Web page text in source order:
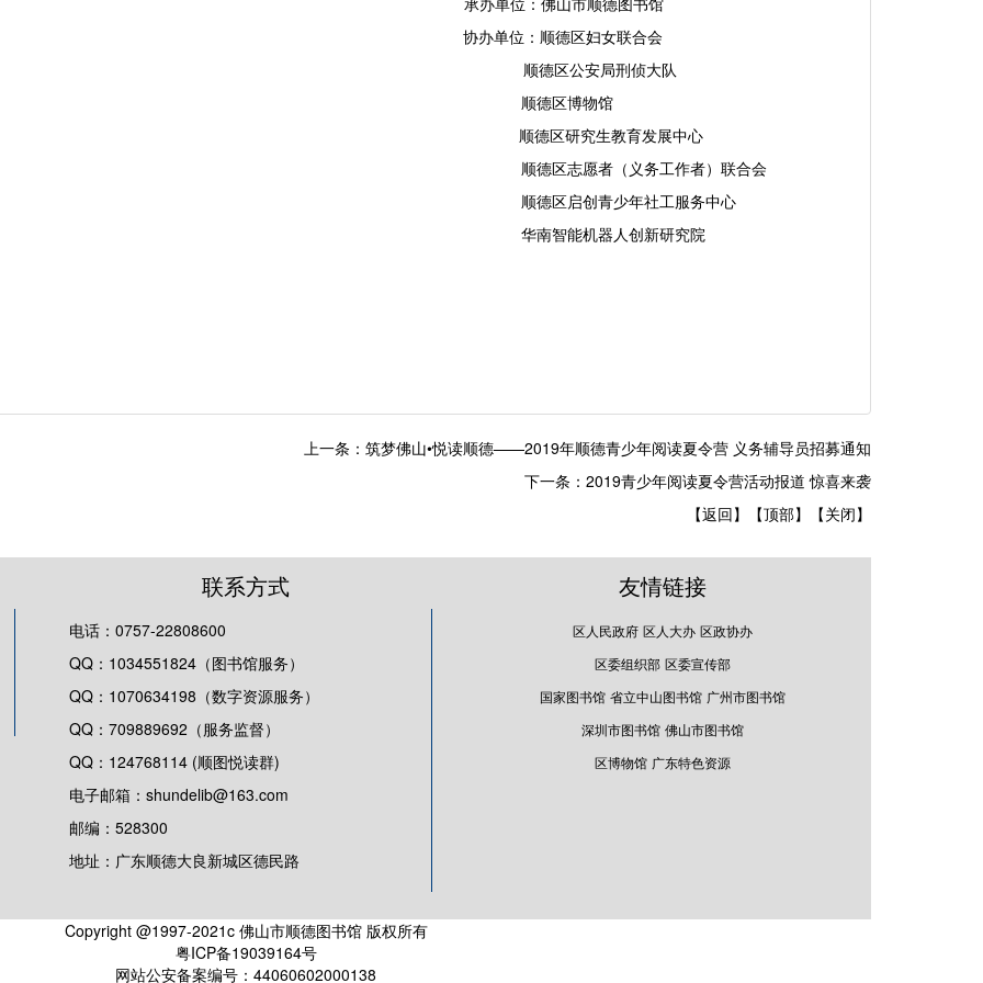
：顺德区妇女联合会
区公安局刑侦大队
区博物馆
区研究生教育发展中心
志愿者（义务工作者）联合会
启创青少年社工服务中心
智能机器人创新研究院
上一条：筑梦佛山•悦读顺德——2019年顺德青少年阅读夏令营 义务辅导员招募通知
下一条：2019青少年阅读夏令营活动报道 惊喜来袭
【返回】
【顶部】 【关闭】
联系方式
电话：0757-22808600
QQ：1034551824（图书馆服务）
QQ：1070634198（数字资源服务）
QQ：709889692（服务监督）
QQ：124768114 (顺图悦读群)
电子邮箱：shundelib@163.com
邮编：528300
地址：广东顺德大良新城区德民路
友情链接
区人民政府 区人大办 区政协办
区委组织部 区委宣传部
国家图书馆 省立中山图书馆 广州市图书馆
深圳市图书馆 佛山市图书馆
区博物馆 广东特色资源
Copyright @1997-2021c 佛山市顺德图书馆 版权所有
粤ICP备19039164号
网站公安备案编号：44060602000138